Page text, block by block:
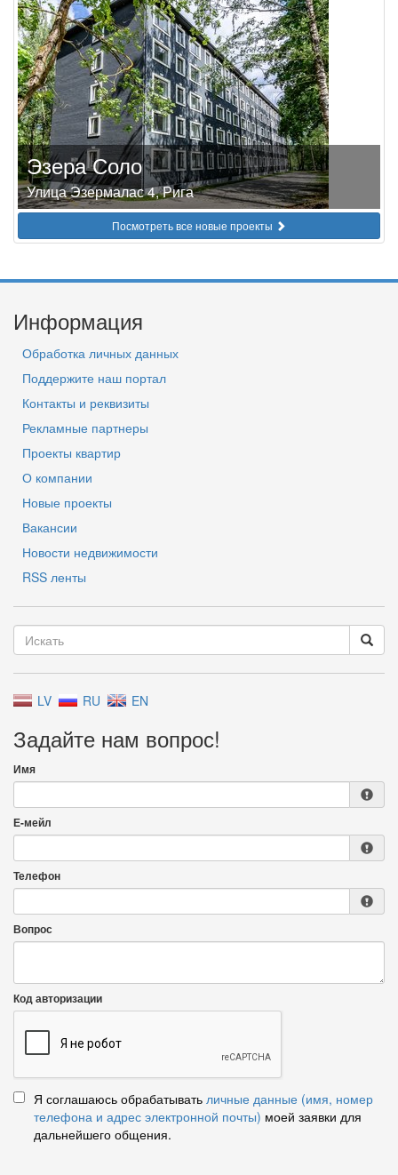
Эзера Соло
Улица Эзермалас 4, Рига
Посмотреть все новые проекты
Информация
Обработка личных данных
Поддержите наш портал
Контакты и реквизиты
Рекламные партнеры
Проекты квартир
О компании
Новые проекты
Вакансии
Новости недвижимости
RSS ленты
LV RU EN
Задайте нам вопрос!
Имя
Е-мейл
Телефон
Вопрос
Код авторизации
Я соглашаюсь обрабатывать личные данные (имя, номер
телефона и адрес электронной почты) моей заявки для
дальнейшего общения.